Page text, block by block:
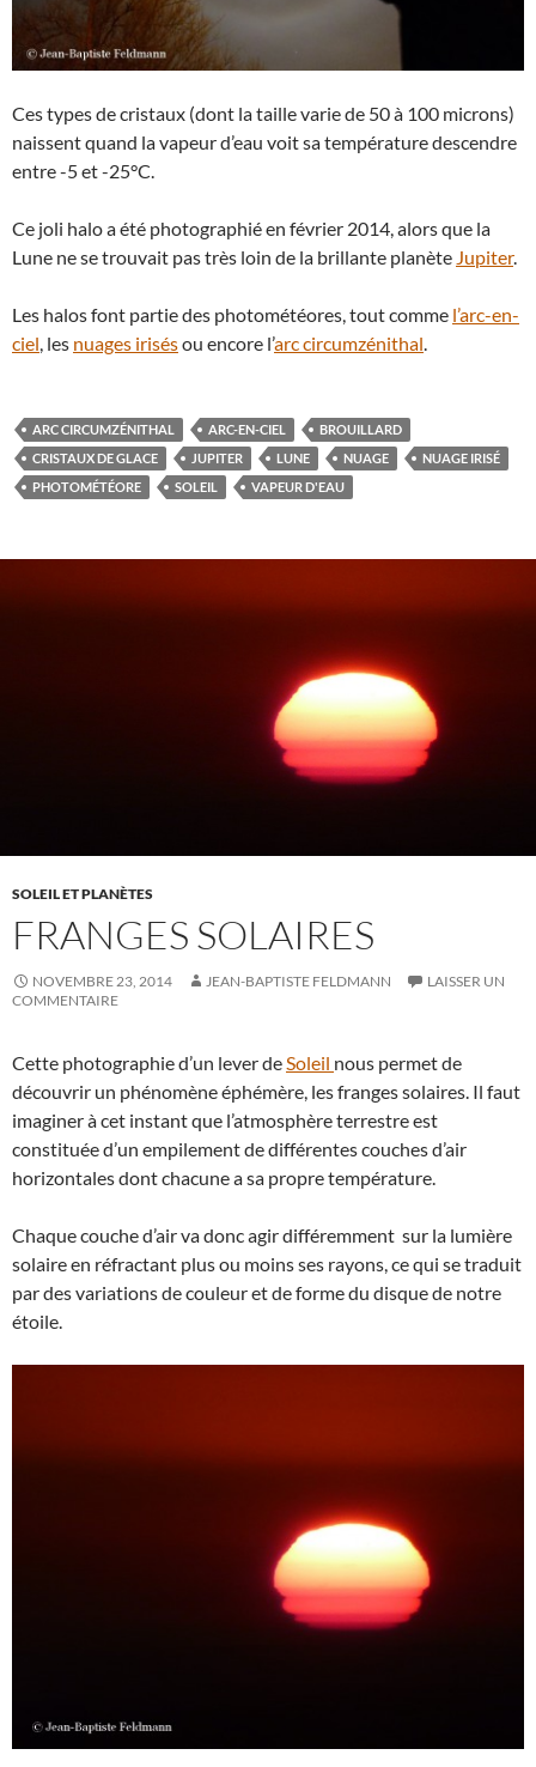
Ces types de cristaux (dont la taille varie de 50 à 100 microns)
naissent quand la vapeur d’eau voit sa température descendre
entre -5 et -25°C.
Ce joli halo a été photographié en février 2014, alors que la
Lune ne se trouvait pas très loin de la brillante planète Jupiter.
Les halos font partie des photométéores, tout comme l’arc-en-
ciel , les nuages irisésou encore l’arc circumzénithal
ARC CIRCUMZÉNITHAL ARC-EN-CIEL
BROUILLARD
CRISTAUX DE GLACE
JUPITER LUNE NUAGE
NUAGE IRISÉ
PHOTOMÉTÉORE
SOLEIL VAPEUR D'EAU
SOLEIL ET PLANÈTES
FRANGES SOLAIRES
NOVEMBRE 23, 2014 JEAN-BAPTISTE FELDMANN
LAISSER UN
COMMENTAIRE
Cette photographie d’un lever de Soleil nous permet de
découvrir un phénomène éphémère, les franges solaires. Il faut
imaginer à cet instant que l’atmosphère terrestre est
constituée d’un empilement de différentes couches d’air
horizontales dont chacune a sa propre température.
Chaque couche d’air va donc agir différemment sur la lumière
solaire en réfractant plus ou moins ses rayons, ce qui se traduit
par des variations de couleur et de forme du disque de notre
étoile.